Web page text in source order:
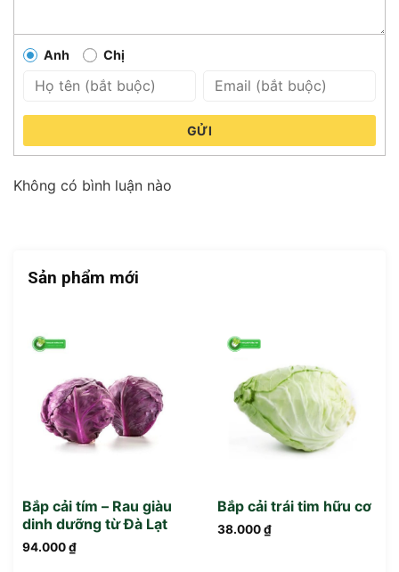
Anh Chị
GỬI
Không có bình luận nào
Sản phẩm mới
Bắp cải tím – Rau giàu
dinh dưỡng từ Đà Lạt
94.000₫
Bắp cải trái tim hữu cơ
38.000₫